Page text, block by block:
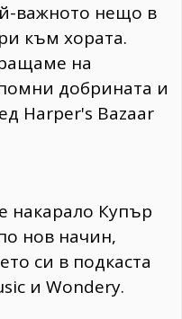
важното нещо в
към хората.
на
добрината и
Harper's Bazaar
накарало Купър
нов начин,
си в подкаста
и Wondery.